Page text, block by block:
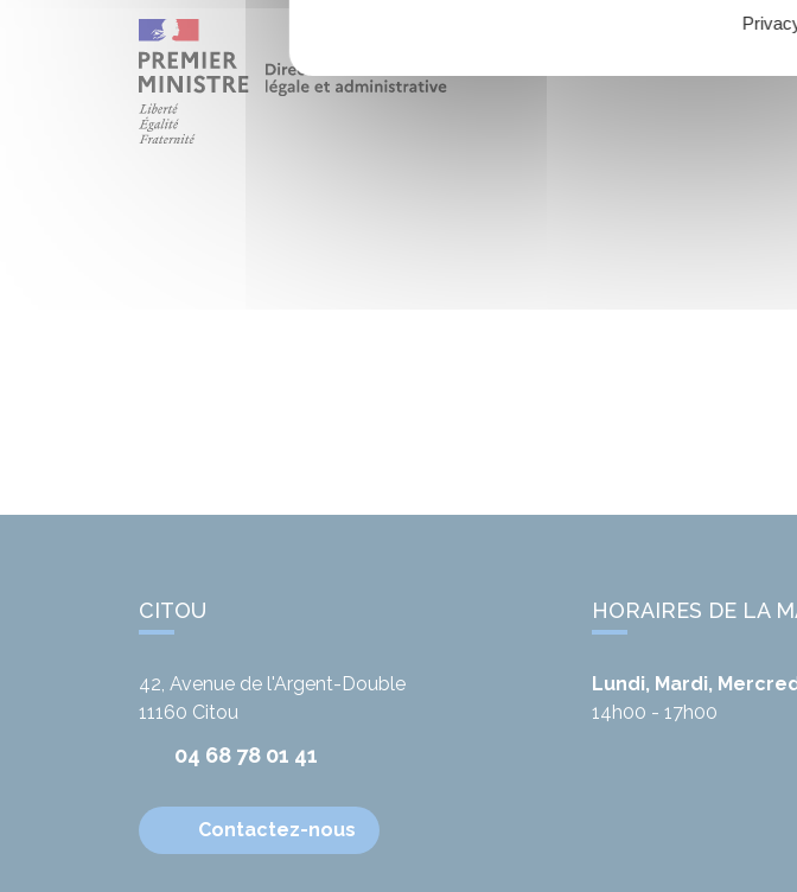
CITOU
42, Avenue de l'Argent-Double
11160 Citou
04 68 78 01 41
Contactez-nous
HORAIRES DE LA
Lundi, Mardi,
14h00 - 17h00